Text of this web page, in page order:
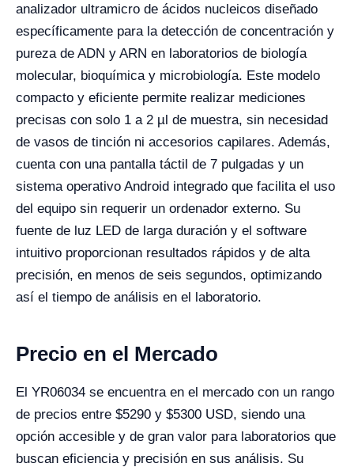
analizador ultramicro de ácidos nucleicos diseñado
específicamente para la detección de concentración y
pureza de ADN y ARN en laboratorios de biología
molecular, bioquímica y microbiología. Este modelo
compacto y eficiente permite realizar mediciones
precisas con solo 1 a 2 µl de muestra, sin necesidad
de vasos de tinción ni accesorios capilares. Además,
cuenta con una pantalla táctil de 7 pulgadas y un
sistema operativo Android integrado que facilita el uso
del equipo sin requerir un ordenador externo. Su
fuente de luz LED de larga duración y el software
intuitivo proporcionan resultados rápidos y de alta
precisión, en menos de seis segundos, optimizando
así el tiempo de análisis en el laboratorio.
Precio en el Mercado
El YR06034 se encuentra en el mercado con un rango
de precios entre $5290 y $5300 USD, siendo una
opción accesible y de gran valor para laboratorios que
buscan eficiencia y precisión en sus análisis. Su